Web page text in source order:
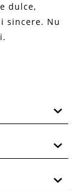
dulce,
sincere. Nu